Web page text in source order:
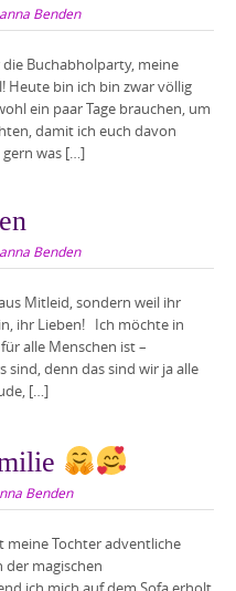
Benden
Buchabholparty, meine
Heute bin ich bin zwar völlig
ein paar Tage brauchen, um
damit ich euch davon
was […]
Benden
Mitleid, sondern weil ihr
ihr Lieben! Ich möchte in
alle Menschen ist –
sind, denn das sind wir ja alle
[…]
Benden
Tochter adventliche
magischen